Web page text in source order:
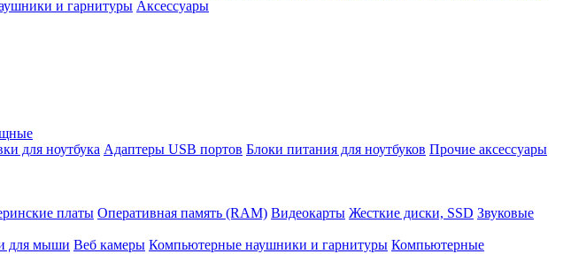
и гарнитуры Аксессуары
для ноутбука Адаптеры USB портов Блоки питания для ноутбуков Прочие аксессуары
платы Оперативная память (RAM) Видеокарты Жесткие диски, SSD Звуковые
для мыши Веб камеры Компьютерные наушники и гарнитуры Компьютерные